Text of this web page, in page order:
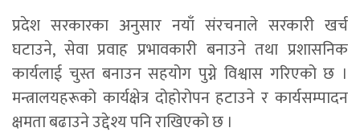
प्रदेश सरकारका अनुसार नयाँ संरचनाले सरकारी खर्च
घटाउने, सेवा प्रवाह प्रभावकारी बनाउने तथा प्रशासनिक
कार्यलाई चुस्त बनाउन सहयोग पुग्ने विश्वास गरिएको छ ।
मन्त्रालयहरूको कार्यक्षेत्र दोहोरोपन हटाउने र कार्यसम्पादन
क्षमता बढाउने उद्देश्य पनि राखिएको छ ।